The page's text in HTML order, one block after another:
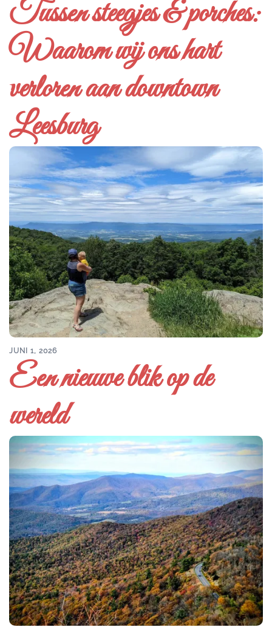
Tussen steegjes & porches:
Waarom wij ons hart
verloren aan downtown
Leesburg
JUNI 1, 2026
Een nieuwe blik op de
wereld